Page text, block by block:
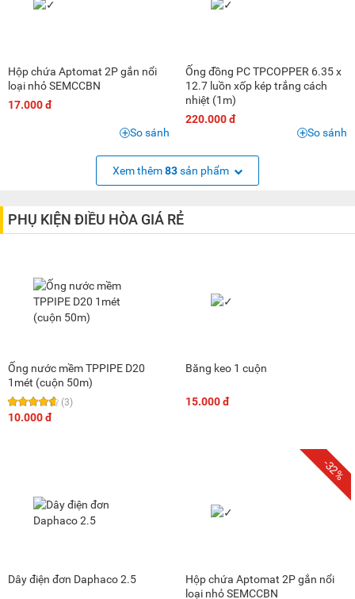
Hộp chứa Aptomat 2P gắn nổi
loại nhỏ SEMCCBN
17.000 đ
So sánh
Ống đồng PC TPCOPPER 6.35 x
12.7 luồn xốp kép trắng cách
nhiệt (1m)
220.000 đ
So sánh
Xem thêm83sản phẩm
PHỤ KIỆN ĐIỀU HÒA GIÁ RẺ
Ống nước mềm TPPIPE D20
1mét (cuộn 50m)
(3)
10.000 đ
Băng keo 1 cuộn
15.000 đ
Dây điện đơn Daphaco 2.5
-32%
Hộp chứa Aptomat 2P gắn nổi
loại nhỏ SEMCCBN